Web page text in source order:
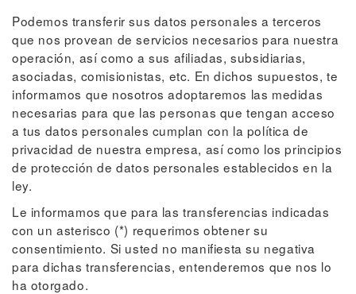
Podemos transferir sus datos personales a terceros
que nos provean de servicios necesarios para nuestra
operación, así como a sus afiliadas, subsidiarias,
asociadas, comisionistas, etc. En dichos supuestos, te
informamos que nosotros adoptaremos las medidas
necesarias para que las personas que tengan acceso
a tus datos personales cumplan con la política de
privacidad de nuestra empresa, así como los principios
de protección de datos personales establecidos en la
ley.
Le informamos que para las transferencias indicadas
con un asterisco (*) requerimos obtener su
consentimiento. Si usted no manifiesta su negativa
para dichas transferencias, entenderemos que nos lo
ha otorgado.